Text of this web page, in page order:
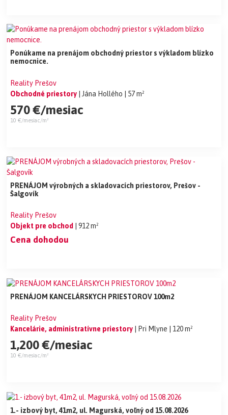
Ponúkame na prenájom obchodný priestor s výkladom blízko
nemocnice.
Reality Prešov
Obchodné priestory
| Jána Hollého | 57 m²
570 €/mesiac
10 €/mesiac/m²
PRENÁJOM výrobných a skladovacích priestorov, Prešov -
Šalgovík
Reality Prešov
Objekt pre obchod
| 912 m²
Cena dohodou
PRENÁJOM KANCELÁRSKYCH PRIESTOROV 100m2
Reality Prešov
Kancelárie, administratívne priestory
| Pri Mlyne | 120 m²
1,200 €/mesiac
10 €/mesiac/m²
1.- izbový byt, 41m2, ul. Magurská, voľný od 15.08.2026